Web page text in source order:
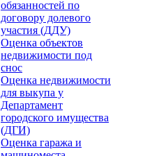
обязанностей по
договору долевого
участия (ДДУ)
Оценка объектов
недвижимости под
снос
Оценка недвижимости
для выкупа у
Департамент
городского имущества
(ДГИ)
Оценка гаража и